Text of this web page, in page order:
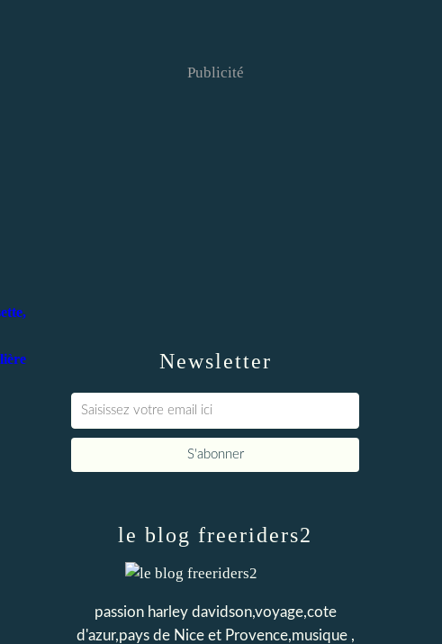
Newsletter
Publicité
le blog freeriders2
passion harley davidson,voyage,cote
d'azur,pays de Nice et Provence,musique ,